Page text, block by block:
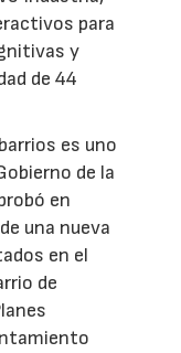
para
y
de 44
es uno
de la
en
una nueva
en el
de